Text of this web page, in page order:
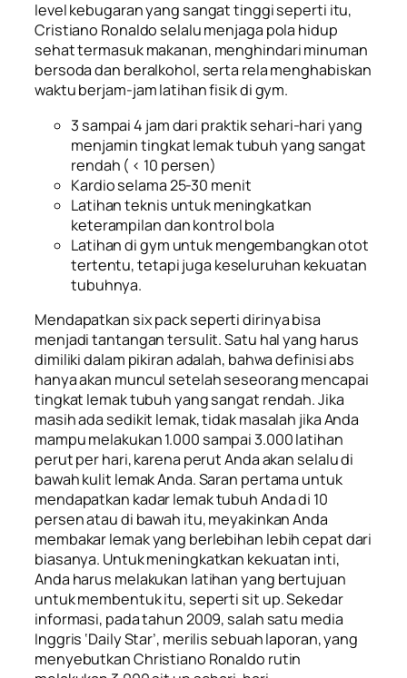
level kebugaran yang sangat tinggi seperti itu,
Cristiano Ronaldo selalu menjaga pola hidup
sehat termasuk makanan, menghindari minuman
bersoda dan beralkohol, serta rela menghabiskan
waktu berjam-jam latihan fisik di gym.
3 sampai 4 jam dari praktik sehari-hari yang
menjamin tingkat lemak tubuh yang sangat
rendah ( < 10 persen)
Kardio selama 25-30 menit
Latihan teknis untuk meningkatkan
keterampilan dan kontrol bola
Latihan di gym untuk mengembangkan otot
tertentu, tetapi juga keseluruhan kekuatan
tubuhnya.
Mendapatkan six packseperti dirinya bisa
menjadi tantangan tersulit. Satu hal yang harus
dimiliki dalam pikiran adalah, bahwa definisi abs
hanya akan muncul setelah seseorang mencapai
tingkat lemak tubuh yang sangat rendah. Jika
masih ada sedikit lemak, tidak masalah jika Anda
mampu melakukan 1.000 sampai 3.000 latihan
perut per hari, karena perut Anda akan selalu di
bawah kulit lemak Anda. Saran pertama untuk
mendapatkan kadar lemak tubuh Anda di 10
persen atau di bawah itu, meyakinkan Anda
membakar lemak yang berlebihan lebih cepat dari
biasanya. Untuk meningkatkan kekuatan inti,
Anda harus melakukan latihan yang bertujuan
untuk membentuk itu, seperti sit up. Sekedar
informasi, pada tahun 2009, salah satu media
Inggris ‘Daily Star’, merilis sebuah laporan, yang
menyebutkan Christiano Ronaldo rutin